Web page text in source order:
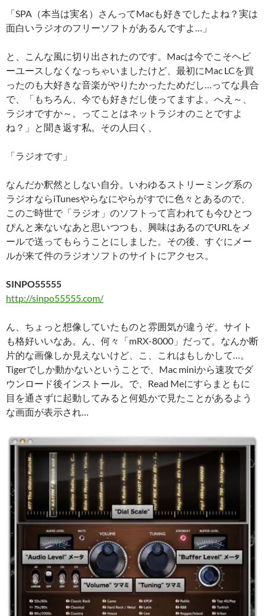
「SPA（本当は実名）さんってMacも好きでしたよね？実は
面白いラジオのフリーソフトがあるんですよ…」
と、こんな風に切り出されたのです。Macは今でこそヘビ
ーユースしなくなっちゃいましたけど、最初にMac LCを買
ったのも大好きな音楽がやりたかったためだし…ってな具合
で、「もちろん、今でも好きだし使ってますよ。へえ～、
ラジオですか～。ってことはネットラジオのことですよ
ね？」と聞き返す私。その人曰く、
「ラジオです」
なんだか釈然としない自分。いわゆるストリーミング系の
ラジオならiTunesやらなにやらがすでに色々とあるので、
このご時世で「ラジオ」のソフトって言われても今ひとつ
ぴんと来ないなあと思いつつも、興味はあるのでURLをメ
ールで送ってもらうことにしました。その後、すぐにメー
ルが来て件のラジオソフトのサイトにアクセス。
SINPO55555
http://sinpo55555.com/
ん、ちょっと想像していたものと雰囲気が違うぞ。サイト
も格好いいなあ。ん、何々「mRX-8000」だって。なんか断
片的な画像しか見えないけど、こ、これはもしかして…。
Tigerでしか動かないということで、Mac miniから速攻でダ
ウンロード後インストール。で、Read Meにすらまともに
目を通さずに起動してみると何処かで見たことがあるよう
な画面が表示され…